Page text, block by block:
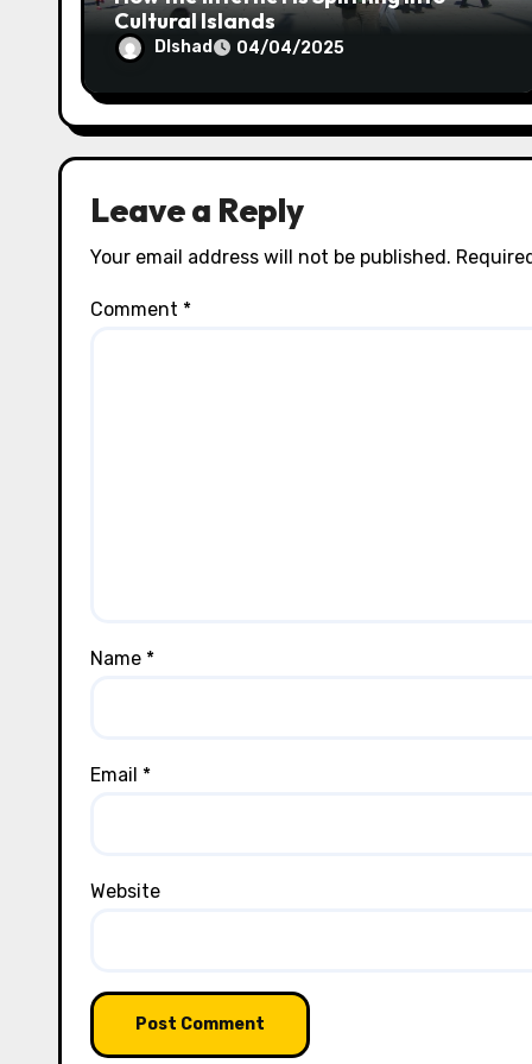
Cultural Islands
Dlshad 04/04/2025
Leave a Reply
Your email address will not be published.
Comment *
Name *
Email *
Website